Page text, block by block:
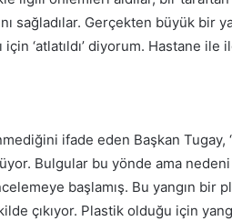
sağladılar. Gerçekten büyük bir
için ‘atlatıldı’ diyorum. Hastane
ifade eden Başkan Tugay,
Bulgular bu yönde ama
başlamış. Bu yangın bir
çıkıyor. Plastik olduğu için